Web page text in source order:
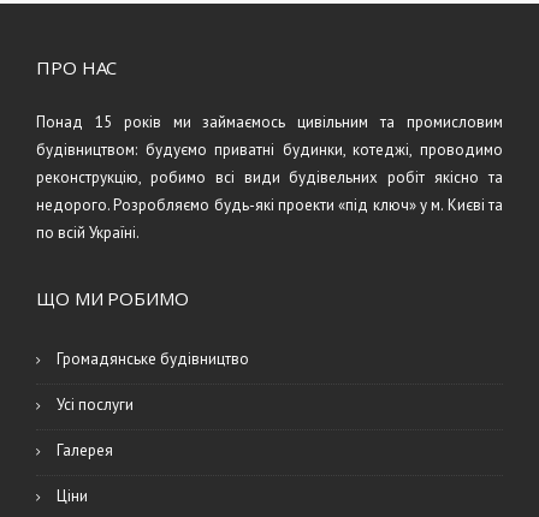
ПРО НАС
Понад 15 років ми займаємось цивільним та промисловим
будівництвом: будуємо приватні будинки, котеджі, проводимо
реконструкцію, робимо всі види будівельних робіт якісно та
недорого. Розробляємо будь-які проекти «під ключ» у м. Києві та
по всій Україні.
ЩО МИ РОБИМО
Громадянське будівництво
Усі послуги
Галерея
Ціни